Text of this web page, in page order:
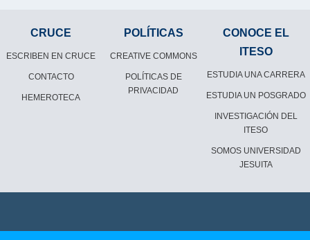
CRUCE
ESCRIBEN EN CRUCE
CONTACTO
HEMEROTECA
POLÍTICAS
CREATIVE COMMONS
POLÍTICAS DE
PRIVACIDAD
CONOCE EL
ITESO
ESTUDIA UNA CARRERA
ESTUDIA UN POSGRADO
INVESTIGACIÓN DEL
ITESO
SOMOS UNIVERSIDAD
JESUITA